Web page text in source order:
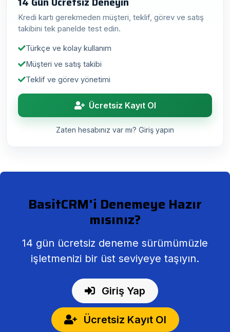
Kredi kartı gerekmeden müşteri, teklif, görev ve satış
takibini tek panelde test edin.
Türkçe ve kolay kullanım
Müşteri ve satış takibi
Teklif ve görev yönetimi
Ücretsiz Kayıt Ol
Zaten hesabınız var mı? Giriş yapın
BasitCRM'i Denemeye Hazır
mısınız?
14 gün ücretsiz deneme sürümümüzle
işletmenizi bir üst seviyeye taşıyın.
Giriş Yap
Ücretsiz Kayıt Ol